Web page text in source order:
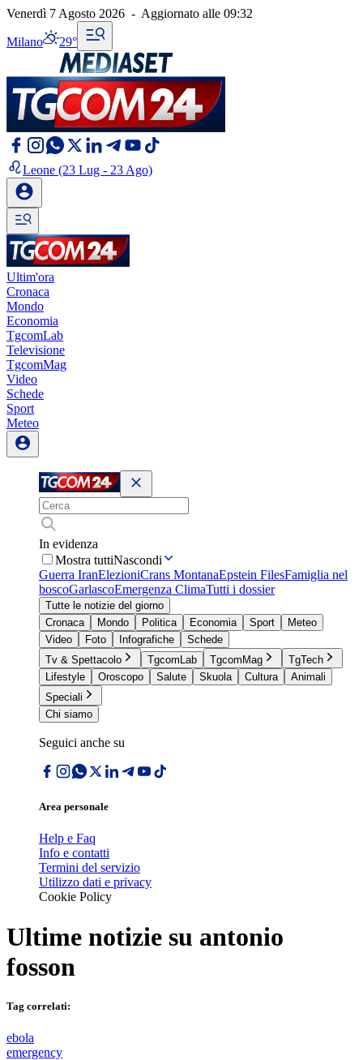
Venerdì 7 Agosto 2026 - Aggiornato alle 09:32
Milano 29°
Leone (23 Lug - 23 Ago)
Ultim'ora
Cronaca
Mondo
Economia
TgcomLab
Televisione
TgcomMag
Video
Schede
Sport
Meteo
In evidenza
Mostra tuttiNascondi
Guerra IranElezioniCrans MontanaEpstein FilesFamiglia nel
boscoGarlascoEmergenza ClimaTutti i dossier
Tutte le notizie del giorno
Cronaca
Mondo Politica Economia Sport
Meteo
Video
Foto Infografiche
Schede
Tv & Spettacolo
TgcomLab TgcomMag
TgTech
Lifestyle
Oroscopo Salute Skuola Cultura
Animali
Speciali
Chi siamo
Seguici anche su
Area personale
Help e Faq
Info e contatti
Termini del servizio
Utilizzo dati e privacy
Cookie Policy
Ultime notizie su antonio
fosson
Tag correlati:
ebola
emergency